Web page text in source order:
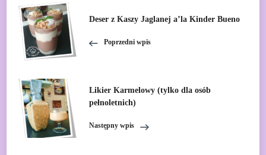
Nawigacja
wpisu
Deser z Kaszy Jaglanej a’la Kinder Bueno
Poprzedni wpis
Likier Karmelowy (tylko dla osób
pełnoletnich)
Następny wpis